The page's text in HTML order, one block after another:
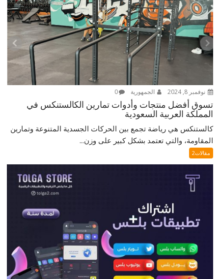
نوفمبر 8, 2024 الجمهورية 0
تسوق أفضل منتجات وأدوات تمارين الكالستنكس في
المملكة العربية السعودية
كالستنكس هي رياضة تجمع بين الحركات الجسدية المتنوعة وتمارين
المقاومة، والتي تعتمد بشكل كبير على وزن...
مقالات2